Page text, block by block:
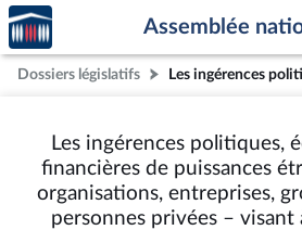
Aller au contenu
Aller en bas de la page
Accèder
à la
page
d'accueil
Assemblée
Dossiers législatifs
Les ingérences politiques,
financières de puissances
organisations, entreprises,
personnes privées –